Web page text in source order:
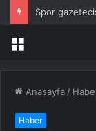
Spor
Menü
Anasayfa /
Haber